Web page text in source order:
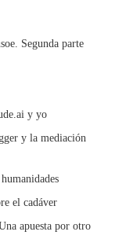
Segunda parte
y yo
y la mediación
el cadáver
apuesta por otro